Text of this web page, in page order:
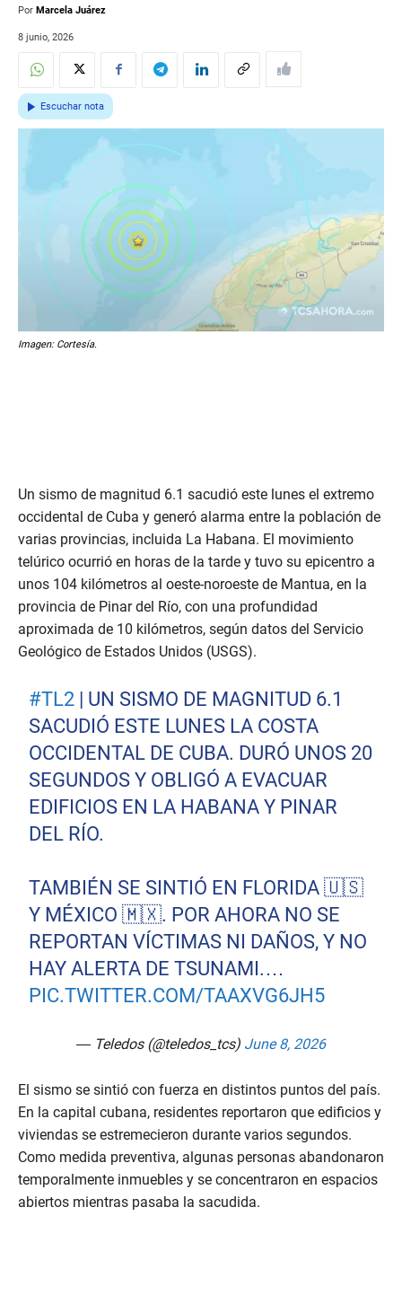
Por Marcela Juárez
8 junio, 2026
Escuchar nota
Imagen: Cortesía.
Un sismo de magnitud 6.1 sacudió este lunes el extremo
occidental de Cuba y generó alarma entre la población de
varias provincias, incluida La Habana. El movimiento
telúrico ocurrió en horas de la tarde y tuvo su epicentro a
unos 104 kilómetros al oeste-noroeste de Mantua, en la
provincia de Pinar del Río, con una profundidad
aproximada de 10 kilómetros, según datos del Servicio
Geológico de Estados Unidos (USGS).
#TL2 | UN SISMO DE MAGNITUD 6.1
SACUDIÓ ESTE LUNES LA COSTA
OCCIDENTAL DE CUBA. DURÓ UNOS 20
SEGUNDOS Y OBLIGÓ A EVACUAR
EDIFICIOS EN LA HABANA Y PINAR
DEL RÍO.
TAMBIÉN SE SINTIÓ EN FLORIDA 🇺🇸
Y MÉXICO 🇲🇽. POR AHORA NO SE
REPORTAN VÍCTIMAS NI DAÑOS, Y NO
HAY ALERTA DE TSUNAMI.…
PIC.TWITTER.COM/TAAXVG6JH5
— Teledos (@teledos_tcs) June 8, 2026
El sismo se sintió con fuerza en distintos puntos del país.
En la capital cubana, residentes reportaron que edificios y
viviendas se estremecieron durante varios segundos.
Como medida preventiva, algunas personas abandonaron
temporalmente inmuebles y se concentraron en espacios
abiertos mientras pasaba la sacudida.